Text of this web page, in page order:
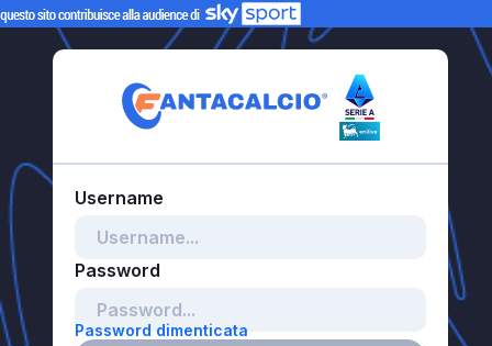
Password dimenticata